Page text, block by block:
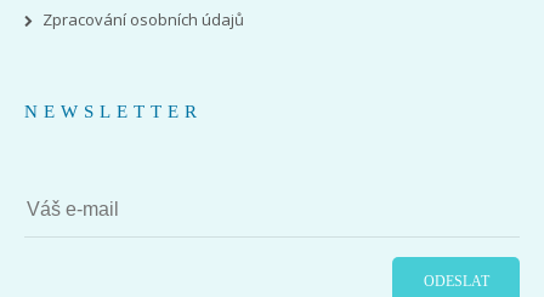
Zpracování osobních údajů
NEWSLETTER
ODESLAT